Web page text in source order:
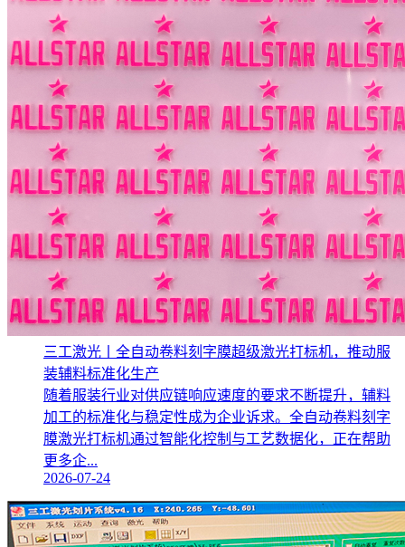
三工激光丨全自动卷料刻字膜超级激光打标机，推动服
装辅料标准化生产‌
随着服装行业对供应链响应速度的要求不断提升，辅料
加工的标准化与稳定性成为企业诉求。全自动卷料刻字
膜激光打标机通过智能化控制与工艺数据化，正在帮助
更多企...
2026-07-24